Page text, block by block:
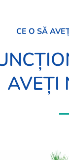
CE O SĂ
AVEȚI